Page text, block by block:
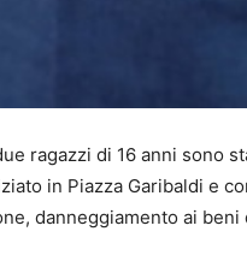
ragazzi di 16 anni sono
in Piazza Garibaldi e
danneggiamento ai beni